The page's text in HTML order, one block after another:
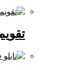
تقویم جیبی